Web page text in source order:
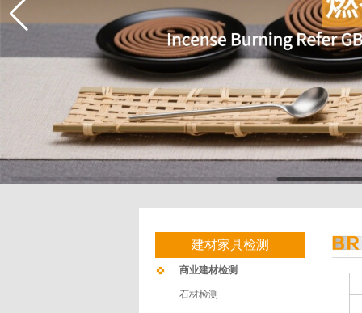
建材家具检测
商业建材检测
石材检测